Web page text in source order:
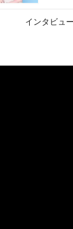
インタビュ